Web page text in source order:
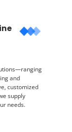
and
customized
supply
needs.